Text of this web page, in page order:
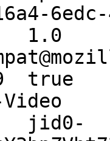
1.0
true
Video
jid0-